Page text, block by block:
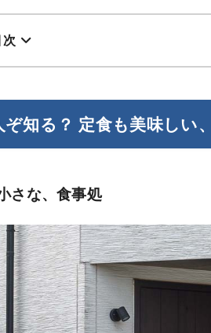
次
ぞ知る？ 定食も美味しい
さな、食事処